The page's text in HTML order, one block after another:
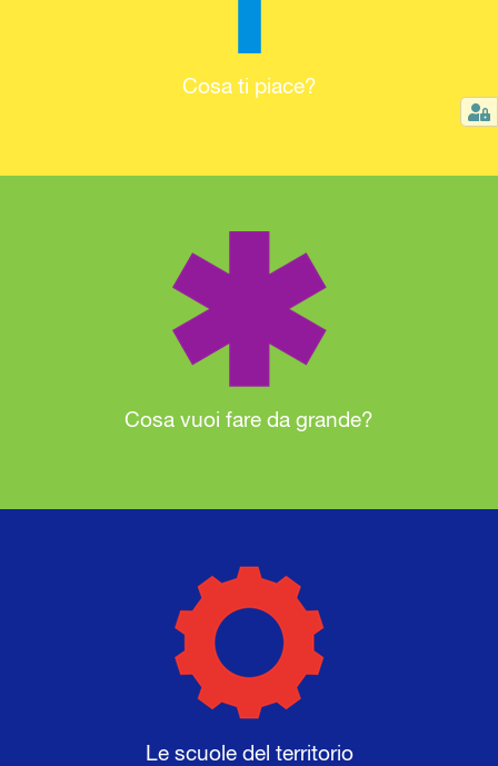
Cosa ti piace?
Cosa vuoi fare da grande?
Le scuole del territorio